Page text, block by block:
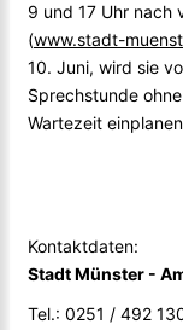
9 und 17 Uhr nach
(www.stadt-
10. Juni, wird sie
Sprechstunde
Wartezeit
Kontaktdaten:
Stadt Münster -
Tel.: 0251 / 492